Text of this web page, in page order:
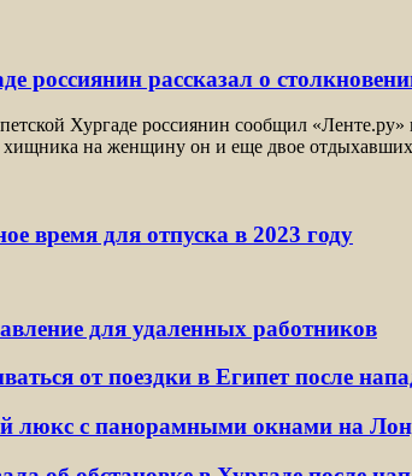
россиянин рассказал о
Хургаде россиянин сообщил
хищника на женщину он и еще двое
время для отпуска в 2023 году
для удаленных работников
от поездки в Египет после
люкс с панорамными окнами на